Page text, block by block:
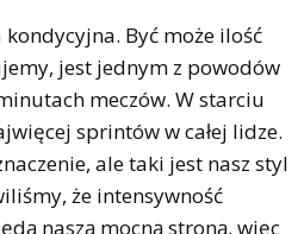
Być może ilość
jest jednym z powodów
meczów. W starciu
sprintów w całej lidze.
ale taki jest nasz styl
że intensywność
naszą mocną stroną, więc